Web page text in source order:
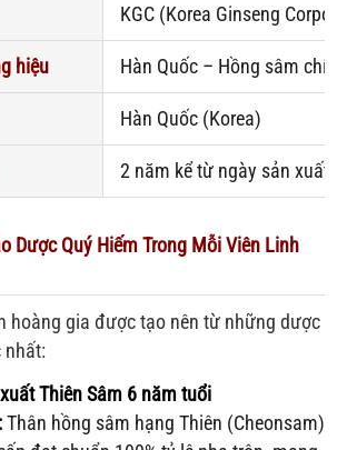
KGC (Korea Ginseng
hiệu Hàn Quốc – Hồng sâm
Hàn Quốc (Korea)
2 năm kể từ ngày sản xuất
Dược Quý Hiếm Trong Mỗi Viên Linh
hoàng gia được tạo nên từ những dược
nhất:
Thiên Sâm 6 năm tuổi
Thân hồng sâm hạng Thiên (Cheonsam)